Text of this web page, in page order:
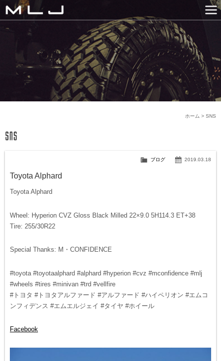
MLJ / Lexani(レクサーニ
GALLERY
SNS
NEWS
COMPANY
HISTORY
CONTACT US
LINK
SNS
ホーム >
2019.03.18
ブログ
Toyota Alphard
Toyota Alphard
Wheel: Hyperion CVZ Gloss Black Milled 22×9.0 5H114.3 ET+38
Tire: 255/30R22
Special Thanks: M・CONFIDENCE
#toyota #toyotaalphard #alphard #hyperion #cvz #mconfidence #mlj
#wheels #tires #minivan #trd #vellfire
#トヨタ #トヨタアルファード #アルファード #ハイペリオン #エムコ
ンフィデンス #エムエルジェイ #タイヤ #ホイール
Facebook